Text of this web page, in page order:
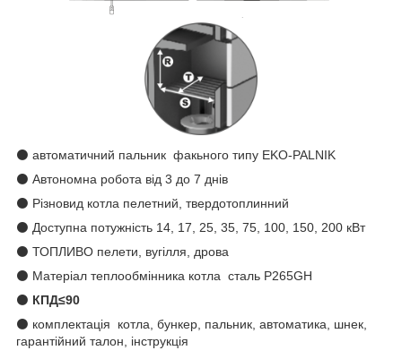
⚫ автоматичний пальник факьного типу EKO-PALNIK
⚫ Автономна робота від 3 до 7 днів
⚫ Різновид котла пелетний, твердотоплинний
⚫ Доступна потужність 14, 17, 25, 35, 75, 100, 150, 200 кВт
⚫ ТОПЛИВО пелети, вугілля, дрова
⚫ Матеріал теплообмінника котла сталь P265GH
⚫ КПД≤90
⚫ комплектація котла, бункер, пальник, автоматика, шнек,
гарантійний талон, інструкція